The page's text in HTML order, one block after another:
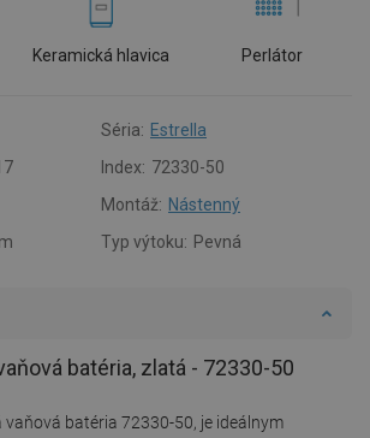
Keramická hlavica Perlátor
Séria: Estrella
Index: 72330-50
Montáž: Nástenný
Typ výtoku: Pevná
batéria, zlatá - 72330-50
vaňová batéria 72330-50, je ideálnym